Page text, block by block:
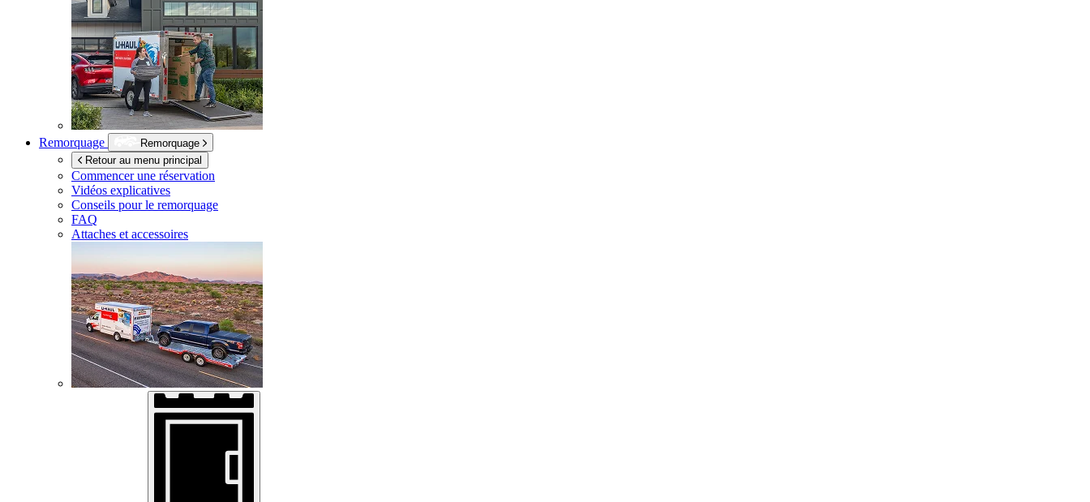
Remorquage
Remorquage
Retour au menu principal
Commencer une réservation
Vidéos explicatives
Conseils pour le remorquage
FAQ
Attaches et accessoires